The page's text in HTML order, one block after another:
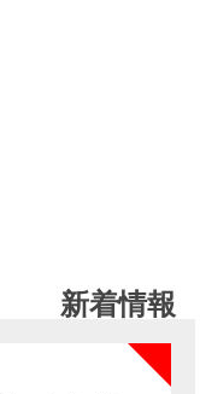
新着情報
NEW